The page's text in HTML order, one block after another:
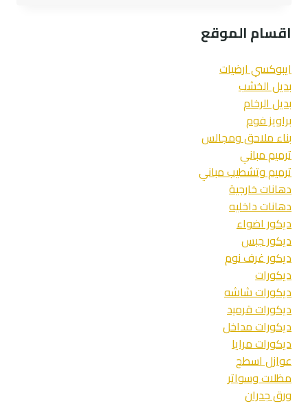
ت:
0545300912
بديل
الرخام
–
حراج
اقسام الموقع
ايبوكسي ارضيات
بديل الخشب
بديل الرخام
براويز فوم
بناء ملاحق ومجالس
ترميم مباني
ترميم وتشطيب مباني
دهانات خارجية
دهانات داخليه
ديكور اضواء
ديكور جبس
ديكور غرف نوم
ديكورات
ديكورات شاشه
ديكورات قرميد
ديكورات مداخل
ديكورات مرايا
عوازل اسطح
مظلات وسواتر
ورق جدران